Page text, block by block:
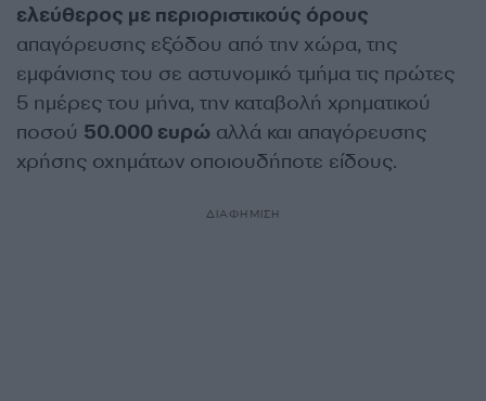
ελεύθερος με περιοριστικούς όρους
απαγόρευσης εξόδου από την χώρα, της
εμφάνισης του σε αστυνομικό τμήμα τις πρώτες
5 ημέρες του μήνα, την καταβολή χρηματικού
ποσού 50.000 ευρώ αλλά και απαγόρευσης
χρήσης οχημάτων οποιουδήποτε είδους.
ΔΙΑΦΗΜΙΣΗ